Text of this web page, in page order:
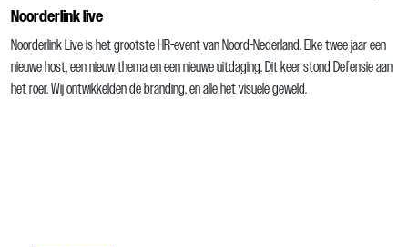
Noorderlink live
Noorderlink Live is het grootste HR-event van Noord-Nederland. Elke twee jaar een
nieuwe host, een nieuw thema en een nieuwe uitdaging. Dit keer stond Defensie aan
het roer. Wij ontwikkelden de branding, en alle het visuele geweld.